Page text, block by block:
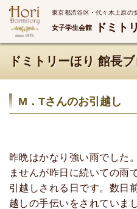
東京都渋谷区・代々木上原の
女子学生会館 ドミト
ドミトリーほり 館長
M．Tさんのお引越し
昨晩はかなり強い雨でした
ませんが昨日に続いての雨
引越しされる日です。数日
越しの手伝いをされていま